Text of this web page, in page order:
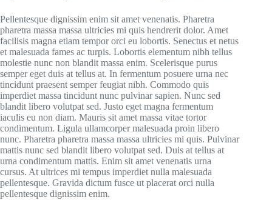
Pellentesque dignissim enim sit amet venenatis. Pharetra
pharetra massa massa ultricies mi quis hendrerit dolor. Amet
facilisis magna etiam tempor orci eu lobortis. Senectus et netus
et malesuada fames ac turpis. Lobortis elementum nibh tellus
molestie nunc non blandit massa enim. Scelerisque purus
semper eget duis at tellus at. In fermentum posuere urna nec
tincidunt praesent semper feugiat nibh. Commodo quis
imperdiet massa tincidunt nunc pulvinar sapien. Nunc sed
blandit libero volutpat sed. Justo eget magna fermentum
iaculis eu non diam. Mauris sit amet massa vitae tortor
condimentum. Ligula ullamcorper malesuada proin libero
nunc. Pharetra pharetra massa massa ultricies mi quis. Pulvinar
mattis nunc sed blandit libero volutpat sed. Duis at tellus at
urna condimentum mattis. Enim sit amet venenatis urna
cursus. At ultrices mi tempus imperdiet nulla malesuada
pellentesque. Gravida dictum fusce ut placerat orci nulla
pellentesque dignissim enim.